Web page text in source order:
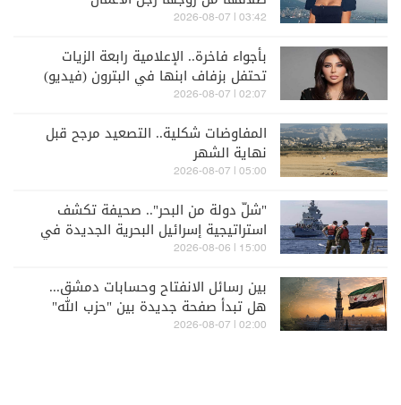
03:42 | 2026-08-07
بأجواء فاخرة.. الإعلامية رابعة الزيات
تحتفل بزفاف ابنها في البترون (فيديو)
02:07 | 2026-08-07
المفاوضات شكلية.. التصعيد مرجح قبل
نهاية الشهر
05:00 | 2026-08-07
"شلّ دولة من البحر".. صحيفة تكشف
استراتيجية إسرائيل البحرية الجديدة في
مواجهة "حزب الله"
15:00 | 2026-08-06
بين رسائل الانفتاح وحسابات دمشق...
هل تبدأ صفحة جديدة بين "حزب الله"
وسوريا - الشرع؟
02:00 | 2026-08-07